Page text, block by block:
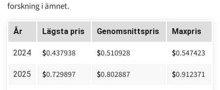
forskning i ämnet.
År Lägsta pris Genomsnittspris Maxpris
2024 $0.437938 $0.510928 $0.547423
2025 $0.729897 $0.802887 $0.912371